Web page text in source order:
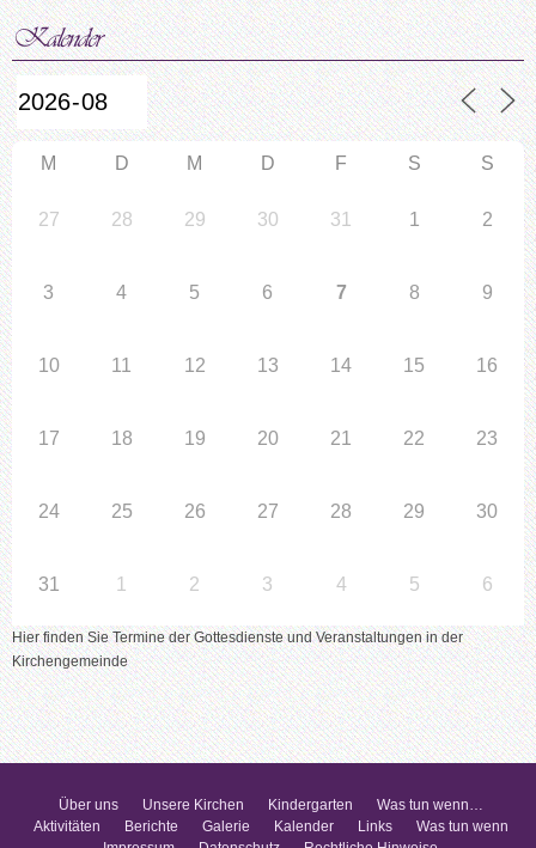
M D M D F S S
27 28 29 30 31 1 2
3 4 5 6 7 8 9
10 11 12 13 14 15 16
17 18 19 20 21 22 23
24 25 26 27 28 29 30
31 1 2 3 4 5 6
Hier finden Sie Termine der Gottesdienste und Veranstaltungen in der
Kirchengemeinde
Über uns Unsere Kirchen Kindergarten
Was tun wenn…
Aktivitäten
Berichte Galerie Kalender Links
Was tun wenn